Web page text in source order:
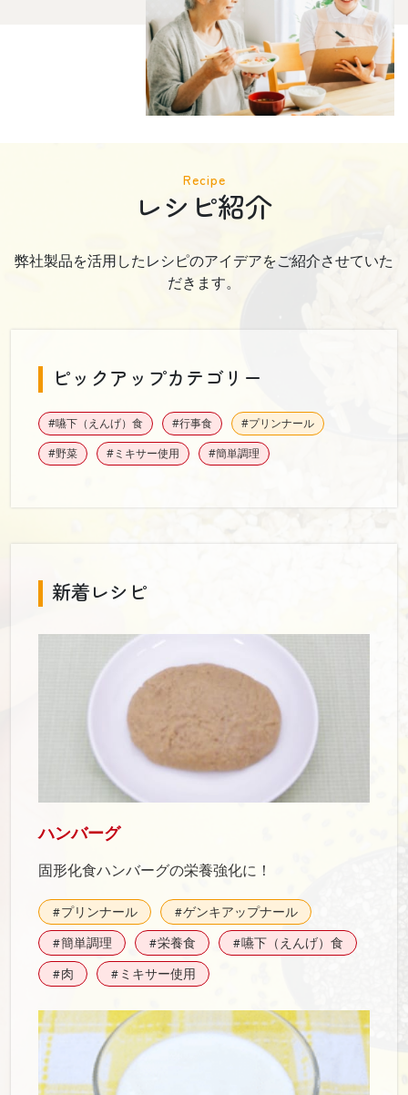
Recipe
レシピ紹介
弊社製品を活用したレシピのアイデアをご紹介させていた
だきます。
ピックアップカテゴリー
#嚥下（えんげ）食 #行事食
#プリンナール
#野菜
#ミキサー使用 #簡単調理
新着レシピ
ハンバーグ
固形化食ハンバーグの栄養強化に！
#プリンナール #ゲンキアップナール
#簡単調理 #栄養食 #嚥下（えんげ）食
#肉 # ミキサー使用